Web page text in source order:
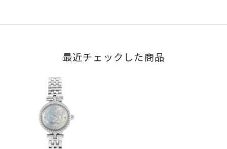
ダイヤモンド、
刻印対応商品
※刻印をお入れする場合は、プラ
最近チェックした商品